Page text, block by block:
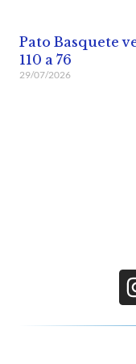
Pato Basquete
110 a 76
29/07/2026